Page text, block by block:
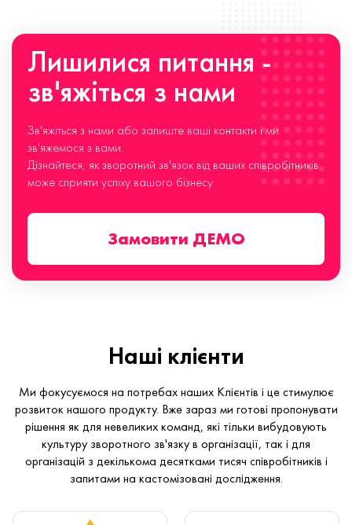
Лишилися питання -
зв'яжіться з нами
Зв'яжіться з нами або залиште ваші контакти і ми
зв'яжемося з вами.
Дізнайтеся, як зворотний зв'язок від ваших співробітників
може сприяти успіху вашого бізнесу
Замовити ДЕМО
Наші клієнти
Ми фокусуємося на потребах наших Клієнтів і це стимулює
розвиток нашого продукту. Вже зараз ми готові пропонувати
рішення як для невеликих команд, які тільки вибудовують
культуру зворотного зв'язку в організації, так і для
організацій з декількома десятками тисяч співробітників і
запитами на кастомізовані дослідження.